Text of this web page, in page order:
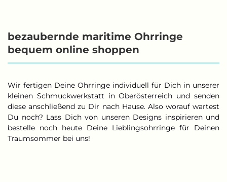
bezaubernde maritime Ohrringe
bequem online shoppen
Wir fertigen Deine Ohrringe individuell für Dich in unserer
kleinen Schmuckwerkstatt in Oberösterreich und senden
diese anschließend zu Dir nach Hause. Also worauf wartest
Du noch? Lass Dich von unseren Designs inspirieren und
bestelle noch heute Deine Lieblingsohrringe für Deinen
Traumsommer bei uns!